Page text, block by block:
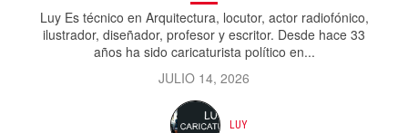
Luy Es técnico en Arquitectura, locutor, actor radiofónico,
ilustrador, diseñador, profesor y escritor. Desde hace 33
años ha sido caricaturista político en...
JULIO 14, 2026
LUY